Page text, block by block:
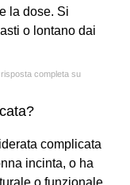
la dose. Si
o lontano dai
completa su
complicata
incinta, o ha
o funzionale